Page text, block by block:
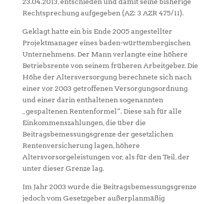
Rechtsprechung aufgegeben (AZ: 3 AZR 475/11).
Geklagt hatte ein bis Ende 2005 angestellter
Projektmanager eines baden-württembergischen
Unternehmens. Der Mann verlangte eine höhere
Betriebsrente von seinem früheren Arbeitgeber. Die
Höhe der Altersversorgung berechnete sich nach
einer vor 2003 getroffenen Versorgungsordnung
und einer darin enthaltenen sogenannten
„gespaltenen Rentenformel“. Diese sah für alle
Einkommenszahlungen, die über die
Beitragsbemessungsgrenze der gesetzlichen
Rentenversicherung lagen, höhere
Altersvorsorgeleistungen vor, als für den Teil, der
unter dieser Grenze lag.
Im Jahr 2003 wurde die Beitragsbemessungsgrenze
jedoch vom Gesetzgeber außerplanmäßig